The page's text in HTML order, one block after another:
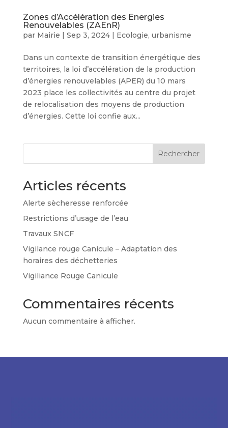
Zones d’Accélération des Energies
Renouvelables (ZAEnR)
par Mairie | Sep 3, 2024| Ecologie, urbanisme
Dans un contexte de transition énergétique des
territoires, la loi d’accélération de la production
d’énergies renouvelables (APER) du 10 mars
2023 place les collectivités au centre du projet
de relocalisation des moyens de production
d’énergies. Cette loi confie aux...
Rechercher
Articles récents
Alerte sècheresse renforcée
Restrictions d’usage de l’eau
Travaux SNCF
Vigilance rouge Canicule – Adaptation des
horaires des déchetteries
Vigiliance Rouge Canicule
Commentaires récents
Aucun commentaire à afficher.